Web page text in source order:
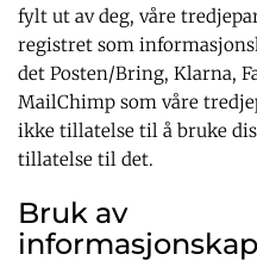
fylt ut av deg, våre
registret som
det Posten/Bring, Klarna,
MailChimp som våre
ikke tillatelse til å bruke
tillatelse til det.
Bruk av